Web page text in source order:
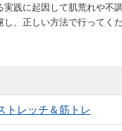
践に起因して肌荒れや不
、正しい方法で行ってく
トレッチ＆筋トレ